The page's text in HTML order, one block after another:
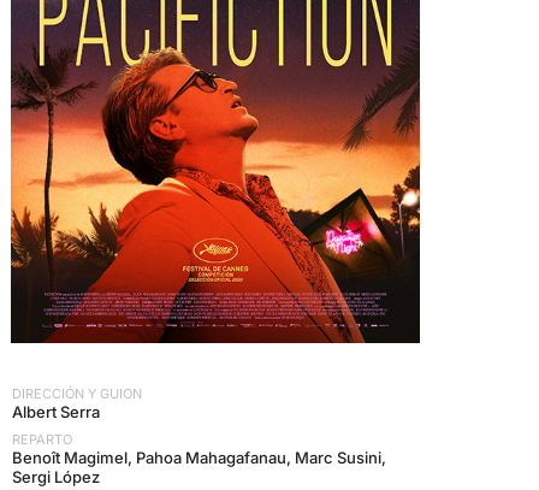
DIRECCIÓN Y GUION
Albert Serra
REPARTO
Benoît Magimel, Pahoa Mahagafanau, Marc Susini,
Sergi López